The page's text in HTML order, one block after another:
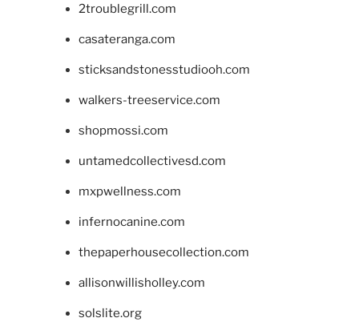
2troublegrill.com
casateranga.com
sticksandstonesstudiooh.com
walkers-treeservice.com
shopmossi.com
untamedcollectivesd.com
mxpwellness.com
infernocanine.com
thepaperhousecollection.com
allisonwillisholley.com
solslite.org